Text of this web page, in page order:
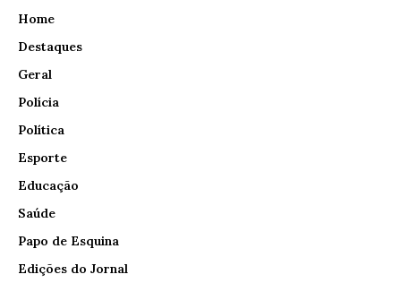
Home
Destaques
Geral
Polícia
Política
Esporte
Educação
Saúde
Papo de Esquina
Edições do Jornal